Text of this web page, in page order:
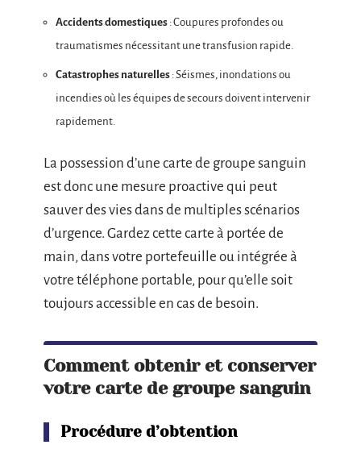
Accidents domestiques : Coupures profondes ou
traumatismes nécessitant une transfusion rapide.
Catastrophes naturelles : Séismes, inondations ou
incendies où les équipes de secours doivent intervenir
rapidement.
La possession d’une carte de groupe sanguin
est donc une mesure proactive qui peut
sauver des vies dans de multiples scénarios
d’urgence. Gardez cette carte à portée de
main, dans votre portefeuille ou intégrée à
votre téléphone portable, pour qu’elle soit
toujours accessible en cas de besoin.
Comment obtenir et conserver
votre carte de groupe sanguin
Procédure d’obtention